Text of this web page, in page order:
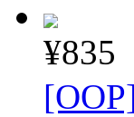
¥835